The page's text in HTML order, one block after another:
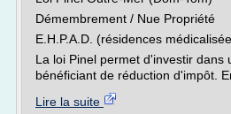
Démembrement / Nue Propriété
E.H.P.A.D. (résidences
La loi Pinel permet d'investir dans
bénéficiant de réduction d'impôt.
Lire la suite